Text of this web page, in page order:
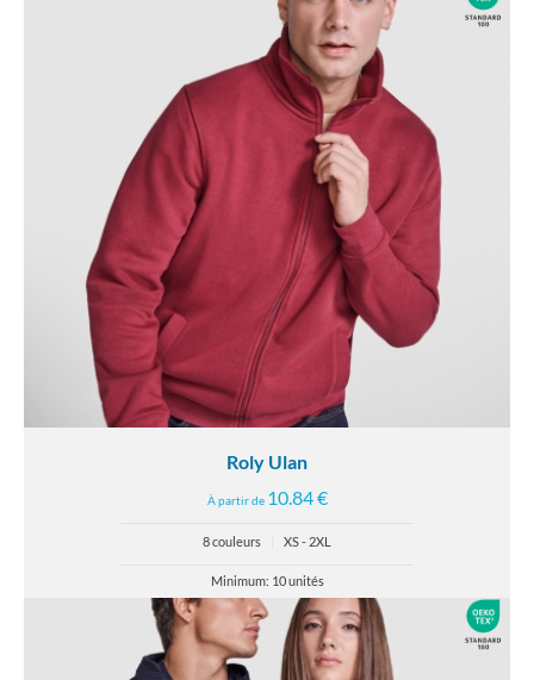
Roly Ulan
À partir de 10.84 €
8 couleurs XS - 2XL
Minimum: 10 unités